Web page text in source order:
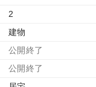
2
建物
公開終了
公開終了